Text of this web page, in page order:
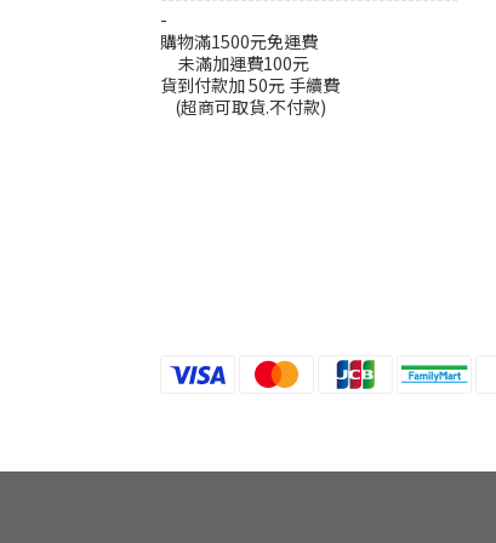
-
購物滿1500元免運費
未滿加運費100元
貨到付款加 50元 手續費
(超商可取貨.不付款)